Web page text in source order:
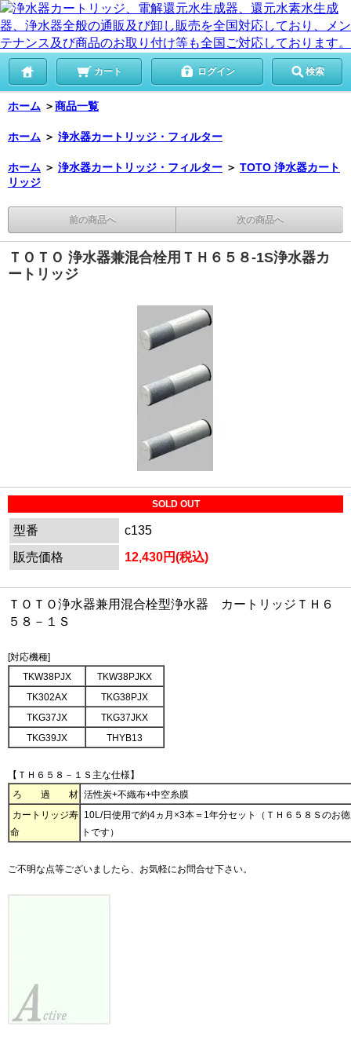
カート ログイン 検索
ホーム ＞商品一覧
ホーム ＞ 浄水器カートリッジ・フィルター
ホーム ＞ 浄水器カートリッジ・フィルター ＞ TOTO 浄水器カート
リッジ
前の商品へ 次の商品へ
ＴＯＴＯ 浄水器兼混合栓用ＴＨ６５８-1S浄水器カ
ートリッジ
SOLD OUT
型番
c135
販売価格
12,430円(税込)
ＴＯＴＯ浄水器兼用混合栓型浄水器 カートリッジＴＨ６
５８－１Ｓ
[対応機種]
TKW38PJX
TKW38PJKX
TK302AX
TKG38PJX
TKG37JX
TKG37JKX
TKG39JX
THYB13
【ＴＨ６５８－１Ｓ主な仕様】
ろ 過 材 活性炭+不織布+中空糸膜
カートリッジ寿
命
10L/日使用で約4ヵ月×3本＝1年分セット（ＴＨ６５８Ｓのお
トです）
ご不明な点等ございましたら、お気軽にお問合せ下さい。